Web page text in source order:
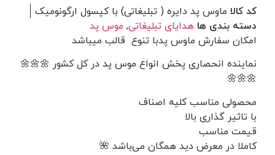
کد کالا ماوس پد دایره ( تبلیغاتی) با کپسول ارگونومیک
دسته بندی ها هدایای تبلیغاتی, موس پد
امکان سفارش ماوس پدبا تنوع قالب میباشد
نماینده انحصاری پخش انواع موس پد در کل کشور 🌼🌼🌼
🌼🌼🌼
محصولی مناسب کلیه اصناف
با تاثیر گذاری بالا
قیمت مناسب
کاملا در معرض دید همگان می‌باشد 🌺